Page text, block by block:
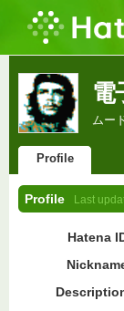
電
ムー
Profile
Profile Last
Hatena